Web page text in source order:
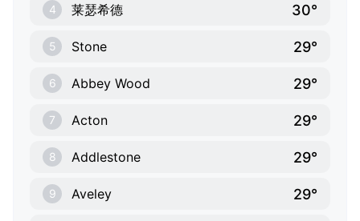
4 莱瑟希德 30°
5 Stone 29°
6 Abbey Wood 29°
7 Acton 29°
8 Addlestone 29°
9 Aveley 29°